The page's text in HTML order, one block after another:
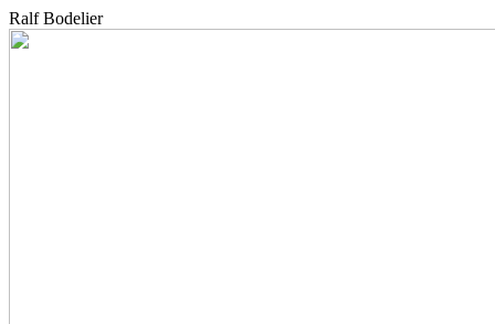
Ralf Bodelier